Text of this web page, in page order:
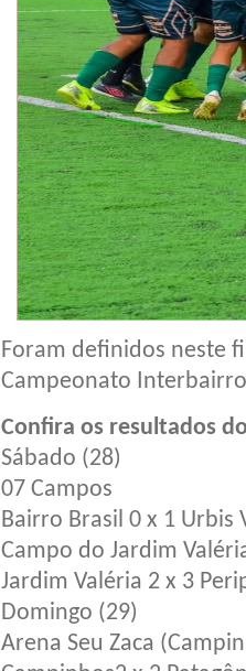
Foram definidos neste
Campeonato
Confira os resultados
Sábado (28)
07 Campos
Bairro Brasil 0 x 1 Urbis
Campo do Jardim
Jardim Valéria 2 x 3
Domingo (29)
Arena Seu Zaca